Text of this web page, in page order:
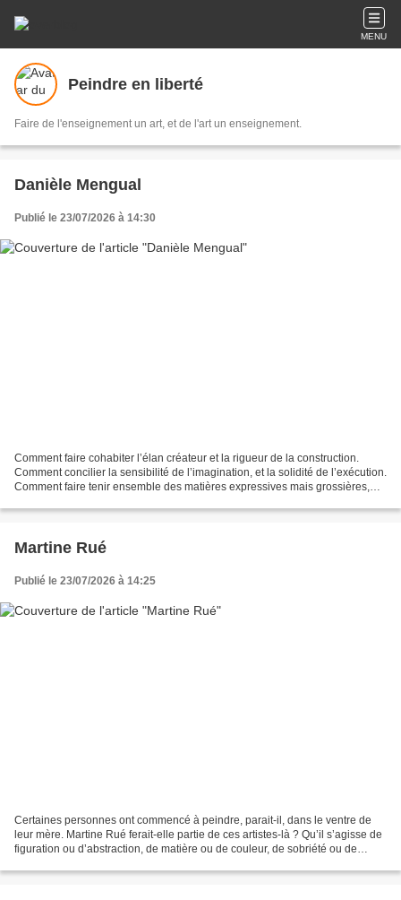
MENU
Peindre en liberté
Faire de l'enseignement un art, et de l'art un enseignement.
Danièle Mengual
Publié le 23/07/2026 à 14:30
Comment faire cohabiter l’élan créateur et la rigueur de la construction.
Comment concilier la sensibilité de l’imagination, et la solidité de l’exécution.
Comment faire tenir ensemble des matières expressives mais grossières,
Martine Rué
Publié le 23/07/2026 à 14:25
Certaines personnes ont commencé à peindre, parait-il, dans le ventre de
leur mère. Martine Rué ferait-elle partie de ces artistes-là ? Qu’il s’agisse de
figuration ou d’abstraction, de matière ou de couleur, de sobriété ou de